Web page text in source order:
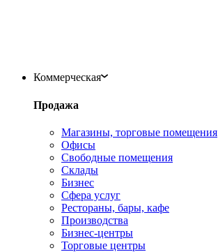
Коммерческая
Продажа
Магазины, торговые помещения
Офисы
Свободные помещения
Склады
Бизнес
Сфера услуг
Рестораны, бары, кафе
Производства
Бизнес-центры
Торговые центры